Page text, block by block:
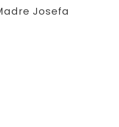
Josefa